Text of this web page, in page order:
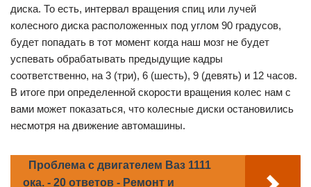
диска. То есть, интервал вращения спиц или лучей
колесного диска расположенных под углом 90 градусов,
будет попадать в тот момент когда наш мозг не будет
успевать обрабатывать предыдущие кадры
соответственно, на 3 (три), 6 (шесть), 9 (девять) и 12 часов.
В итоге при определенной скорости вращения колес нам с
вами может показаться, что колесные диски остановились
несмотря на движение автомашины.
Проблема с двигателем Ваз 1111
ока. - 20 ответов - Ремонт и